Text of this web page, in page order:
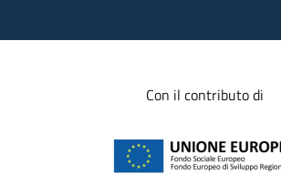
Con il contributo di